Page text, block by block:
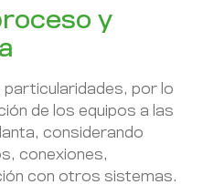
y
particularidades, por lo
de los equipos a las
considerando
conexiones,
con otros sistemas.